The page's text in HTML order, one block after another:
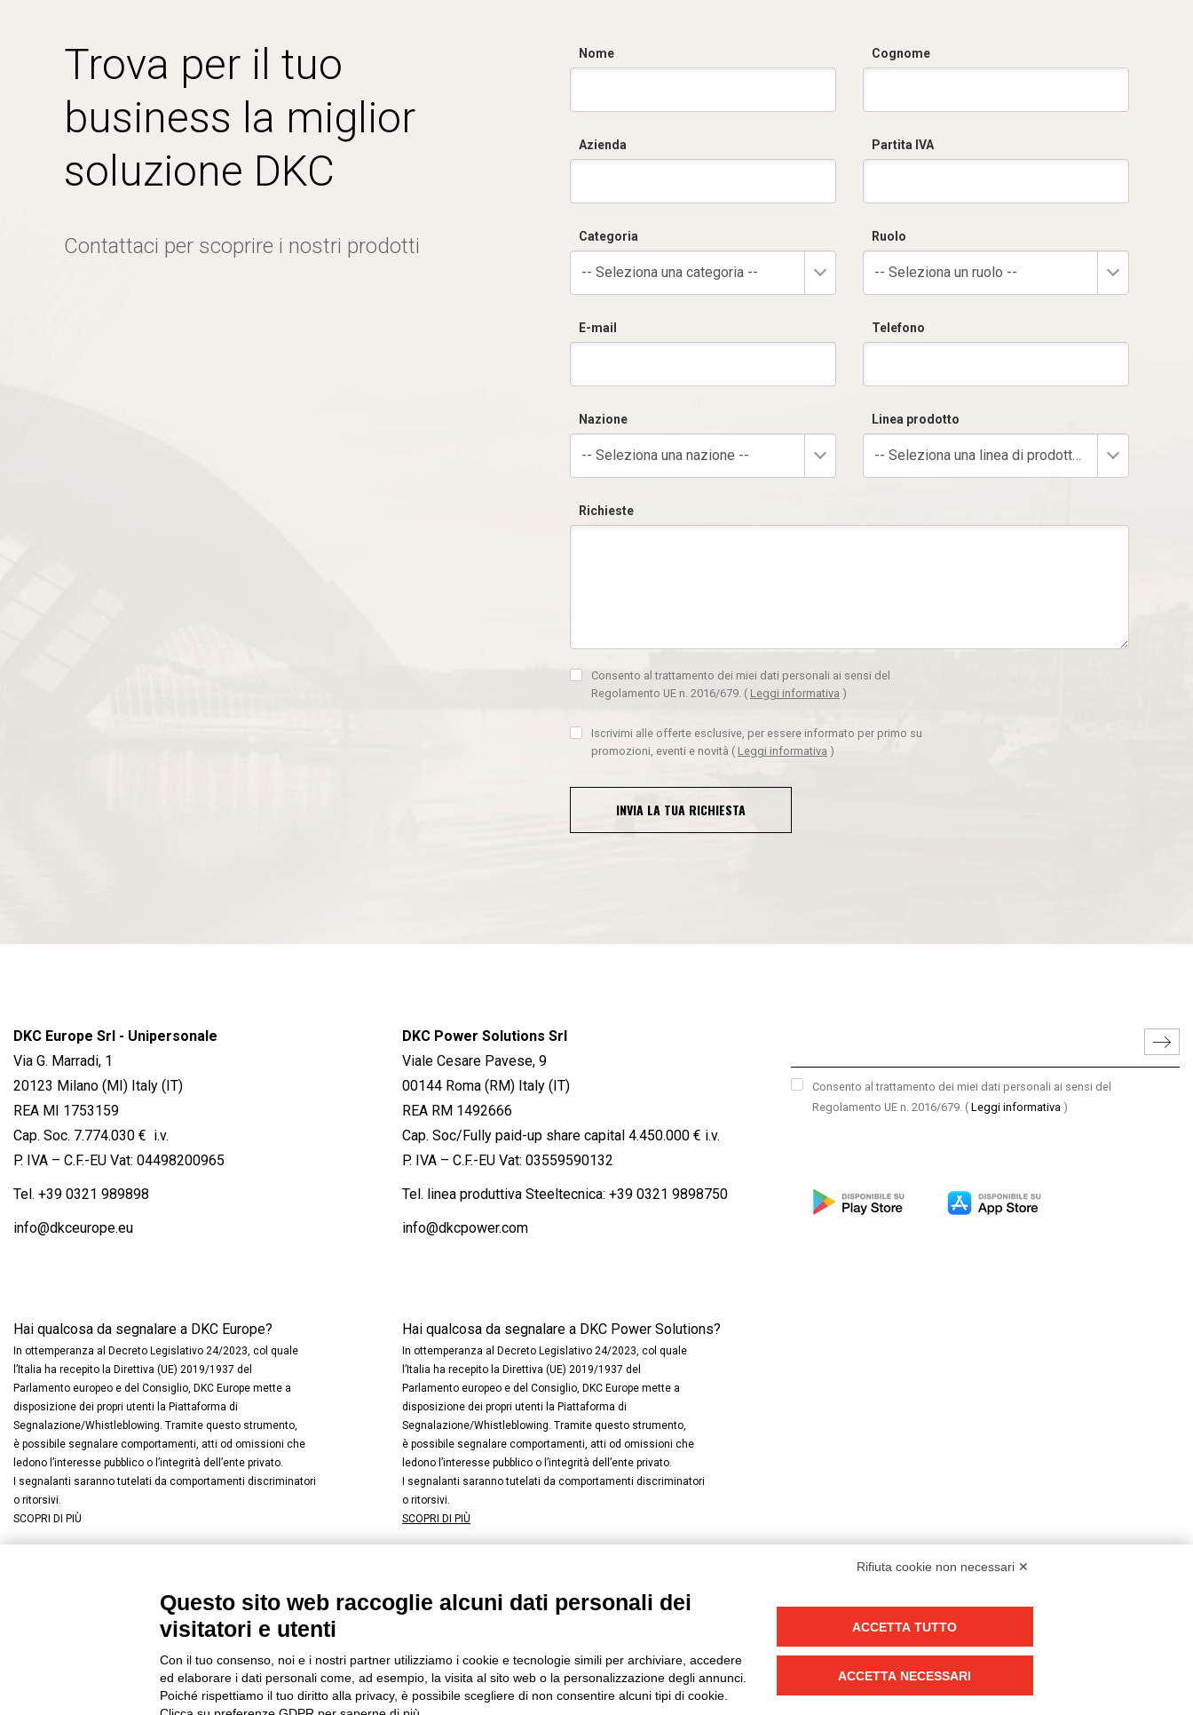
Trova per il tuo
business la miglior
soluzione DKC
Contattaci per scoprire i nostri prodotti
Nome Cognome
Azienda Partita IVA
Categoria
-- Seleziona una categoria --
Ruolo
-- Seleziona un ruolo --
E-mail Telefono
Nazione
-- Seleziona una nazione --
Linea prodotto
-- Seleziona una linea di prodotto --
Richieste
Consento al trattamento dei miei dati personali ai sensi del
Regolamento UE n. 2016/679. ( Leggi informativa )
Iscrivimi alle offerte esclusive, per essere informato per primo su
promozioni, eventi e novità ( Leggi informativa )
INVIA LA TUA RICHIESTA
DKC Europe Srl - Unipersonale
Via G. Marradi, 1
20123 Milano (MI) Italy (IT)
REA MI 1753159
Cap. Soc. 7.774.030 € i.v.
P. IVA – C.F.-EU Vat: 04498200965
Tel. +39 0321 989898
info@dkceurope.eu
Hai qualcosa da segnalare a DKC Europe?
In ottemperanza al Decreto Legislativo 24/2023, col quale
l’Italia ha recepito la Direttiva (UE) 2019/1937 del
Parlamento europeo e del Consiglio, DKC Europe mette a
disposizione dei propri utenti la Piattaforma di
Segnalazione/Whistleblowing. Tramite questo strumento,
è possibile segnalare comportamenti, atti od omissioni che
ledono l’interesse pubblico o l’integrità dell’ente privato.
I segnalanti saranno tutelati da comportamenti discriminatori
o ritorsivi.
SCOPRI DI PIÙ
DKC Power Solutions Srl
Viale Cesare Pavese, 9
00144 Roma (RM) Italy (IT)
REA RM 1492666
Cap. Soc/Fully paid-up share capital 4.450.000 € i.v.
P. IVA – C.F.-EU Vat: 03559590132
Tel. linea produttiva Steeltecnica: +39 0321 9898750
info@dkcpower.com
Hai qualcosa da segnalare a DKC Power Solutions?
In ottemperanza al Decreto Legislativo 24/2023, col quale
l’Italia ha recepito la Direttiva (UE) 2019/1937 del
Parlamento europeo e del Consiglio, DKC Europe mette a
disposizione dei propri utenti la Piattaforma di
Segnalazione/Whistleblowing. Tramite questo strumento,
è possibile segnalare comportamenti, atti od omissioni che
ledono l’interesse pubblico o l’integrità dell’ente privato.
I segnalanti saranno tutelati da comportamenti discriminatori
o ritorsivi.
SCOPRI DI PIÙ
Consento al trattamento dei miei dati personali ai sensi del
Regolamento UE n. 2016/679. ( Leggi informativa )
FACEBOOK LINKEDIN / YOUTUBE INSTAGRAM
Privacy -Cookies -Modifica preferenze Cookie
Rifiuta cookie non necessari ✕
Questo sito web raccoglie alcuni dati personali dei
visitatori e utenti
Con il tuo consenso, noi e i nostri partner utilizziamo i cookie e tecnologie simili per archiviare, accedere
ed elaborare i dati personali come, ad esempio, la visita al sito web o la personalizzazione degli annunci.
Poiché rispettiamo il tuo diritto alla privacy, è possibile scegliere di non consentire alcuni tipi di cookie.
ACCETTA TUTTO
ACCETTA NECESSARI